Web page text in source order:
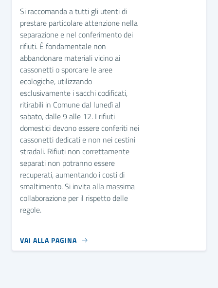
Si raccomanda a tutti gli utenti di
prestare particolare attenzione nella
separazione e nel conferimento dei
rifiuti. È fondamentale non
abbandonare materiali vicino ai
cassonetti o sporcare le aree
ecologiche, utilizzando
esclusivamente i sacchi codificati,
ritirabili in Comune dal lunedì al
sabato, dalle 9 alle 12. I rifiuti
domestici devono essere conferiti nei
cassonetti dedicati e non nei cestini
stradali. Rifiuti non correttamente
separati non potranno essere
recuperati, aumentando i costi di
smaltimento. Si invita alla massima
collaborazione per il rispetto delle
regole.
VAI ALLA PAGINA